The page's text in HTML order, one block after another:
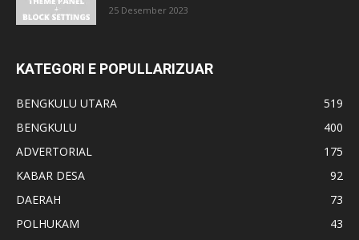
25 Desember 2023
KATEGORI E POPULLARIZUAR
BENGKULU UTARA
519
BENGKULU
400
ADVERTORIAL
175
KABAR DESA
92
DAERAH
73
POLHUKAM
43